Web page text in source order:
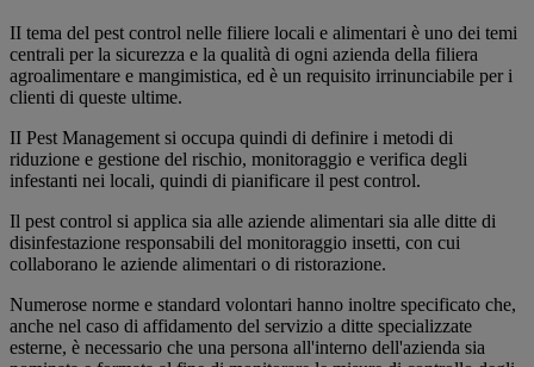
II tema del pest control nelle filiere locali e alimentari è uno dei temi
centrali per la sicurezza e la qualità di ogni azienda della filiera
agroalimentare e mangimistica, ed è un requisito irrinunciabile per i
clienti di queste ultime.
II Pest Management si occupa quindi di definire i metodi di
riduzione e gestione del rischio, monitoraggio e verifica degli
infestanti nei locali, quindi di pianificare il pest control.
Il pest control si applica sia alle aziende alimentari sia alle ditte di
disinfestazione responsabili del monitoraggio insetti, con cui
collaborano le aziende alimentari o di ristorazione.
Numerose norme e standard volontari hanno inoltre specificato che,
anche nel caso di affidamento del servizio a ditte specializzate
esterne, è necessario che una persona all'interno dell'azienda sia